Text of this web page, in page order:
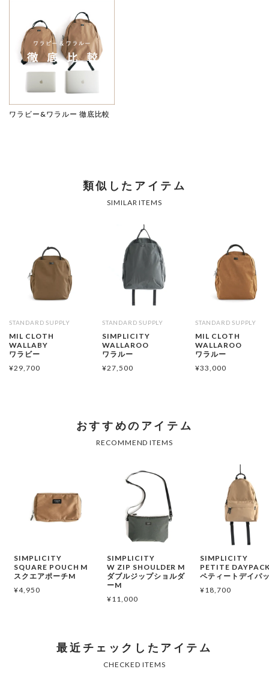
ワラビー&ワラルー 徹底比較
類似したアイテム
SIMILAR ITEMS
STANDARD SUPPLY
MIL CLOTH
WALLABY
ワラビー
¥29,700
STANDARD SUPPLY
SIMPLICITY
WALLAROO
ワラルー
¥27,500
STANDARD SUPPLY
MIL CLOTH
WALLAROO
ワラルー
¥33,000
SIMPLICITY
SQUARE POUCH M
スクエアポーチM
¥4,950
SIMPLICITY
W ZIP SHOULDER M
ダブルジップショルダ
ーM
¥11,000
SIMPLICITY
PETITE
ペティートデイパ
¥18,700